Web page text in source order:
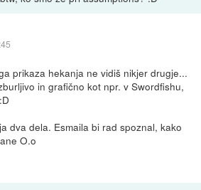
prikaza hekanja ne vidiš nikjer drugje...
in grafično kot npr. v Swordfishu,
dva dela. Esmaila bi rad spoznal, kako
O.o